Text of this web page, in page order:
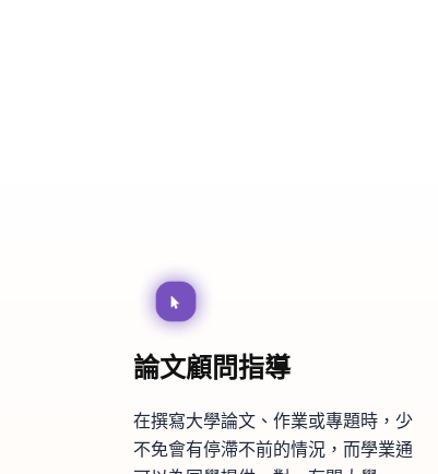
論文顧問指導
在撰寫大學論文、作業或專題時，少
不免會有停滯不前的情況，而學業通